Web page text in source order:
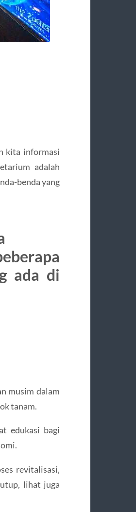
kita informasi
adalah
benda yang
ada di
musim dalam
tanam.
edukasi bagi
revitalisasi,
lihat juga